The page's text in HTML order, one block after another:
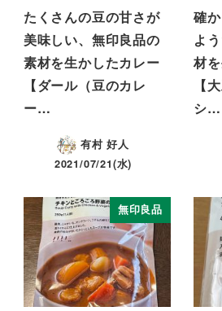
たくさんの豆の甘さが
美味しい、無印良品の
素材を生かしたカレー
【ダール（豆のカレ
ー…
有村 好人
2021/07/21(水)
確
よ
材
【
シ…
無印良品